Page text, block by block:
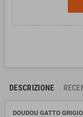
DESCRIZIONE
DOUDOU GATTO